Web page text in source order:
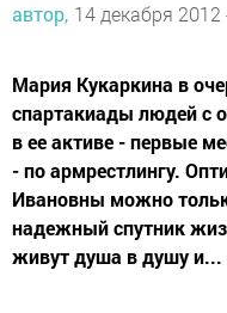
автор, 14 декабря 2012
Мария Кукаркина в
спартакиады людей с
в ее активе - первые
- по армрестлингу.
Ивановны можно
надежный спутник
живут душа в душу и...